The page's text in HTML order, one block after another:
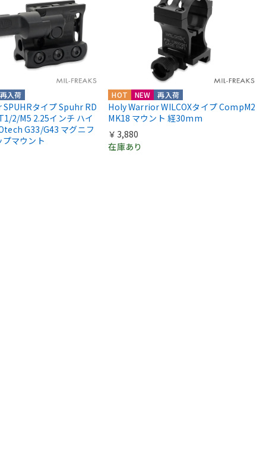
再入荷
タイプ Spuhr RD
2/M5 2.25インチ ハイ
G33/G43 マグニフ
マウント
HOT NEW 再入荷
Holy Warrior WILCOXタイプ CompM2
MK18 マウント 経30mm
￥3,880
在庫あり